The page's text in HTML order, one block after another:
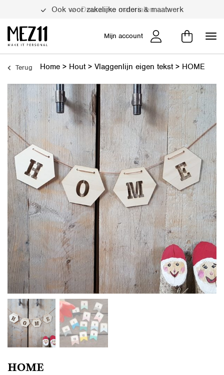
Duurzame materialen
Mijn account
Terug Home > Hout> Vlaggenlijn eigen tekst> HOME
HOME